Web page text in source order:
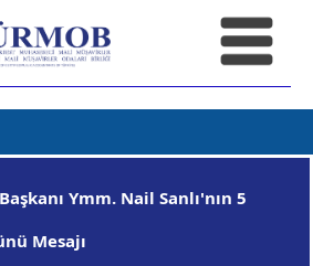
Ymm. Nail Sanlı'nın 5
Mesajı